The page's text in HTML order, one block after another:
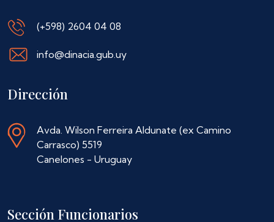
(+598) 2604 04 08
info@dinacia.gub.uy
Dirección
Avda. Wilson Ferreira Aldunate (ex Camino
Carrasco) 5519
Canelones - Uruguay
Sección Funcionarios